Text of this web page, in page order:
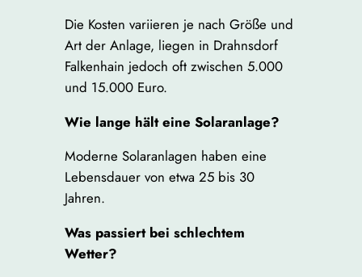
Die Kosten variieren je nach Größe und
Art der Anlage, liegen in Drahnsdorf
Falkenhain jedoch oft zwischen 5.000
und 15.000 Euro.
Wie lange hält eine Solaranlage?
Moderne Solaranlagen haben eine
Lebensdauer von etwa 25 bis 30
Jahren.
Was passiert bei schlechtem
Wetter?